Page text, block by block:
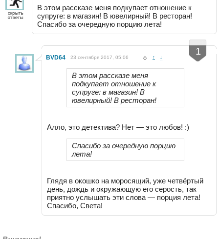
В этом рассказе меня подкупает отношение к
супруге: в магазин! В ювелирный! В ресторан!
Спасибо за очередную порцию лета!
1
BVD64 23 сентября 2017, 05:06 ↑ ↓
В этом рассказе меня
подкупает отношение к
супруге: в магазин! В
ювелирный! В ресторан!
Алло, это детектива? Нет — это любов! :)
Спасибо за очередную порцию
лета!
Глядя в окошко на моросящий, уже четвёртый
день, дождь и окружающую его серость, так
приятно услышать эти слова — порция лета!
Спасибо, Света!